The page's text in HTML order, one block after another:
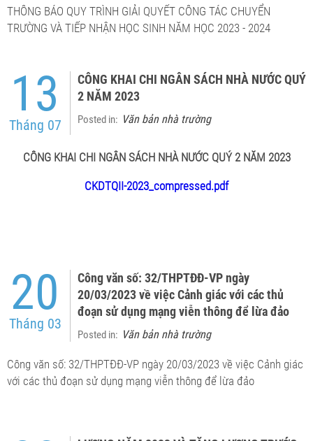
THÔNG BÁO QUY TRÌNH GIẢI QUYẾT CÔNG TÁC CHUYỂN
TRƯỜNG VÀ TIẾP NHẬN HỌC SINH NĂM HỌC 2023 - 2024
13
Tháng 07
CÔNG KHAI CHI NGÂN SÁCH NHÀ NƯỚC QUÝ
2 NĂM 2023
Posted in: Văn bản nhà trường
CÔNG KHAI CHI NGÂN SÁCH NHÀ NƯỚC QUÝ 2 NĂM 2023
CKDTQII-2023_compressed.pdf
20
Tháng 03
Công văn số: 32/THPTĐĐ-VP ngày
20/03/2023 về việc Cảnh giác với các thủ
đoạn sử dụng mạng viễn thông để lừa đảo
Posted in: Văn bản nhà trường
Công văn số: 32/THPTĐĐ-VP ngày 20/03/2023 về việc Cảnh giác
với các thủ đoạn sử dụng mạng viễn thông để lừa đảo